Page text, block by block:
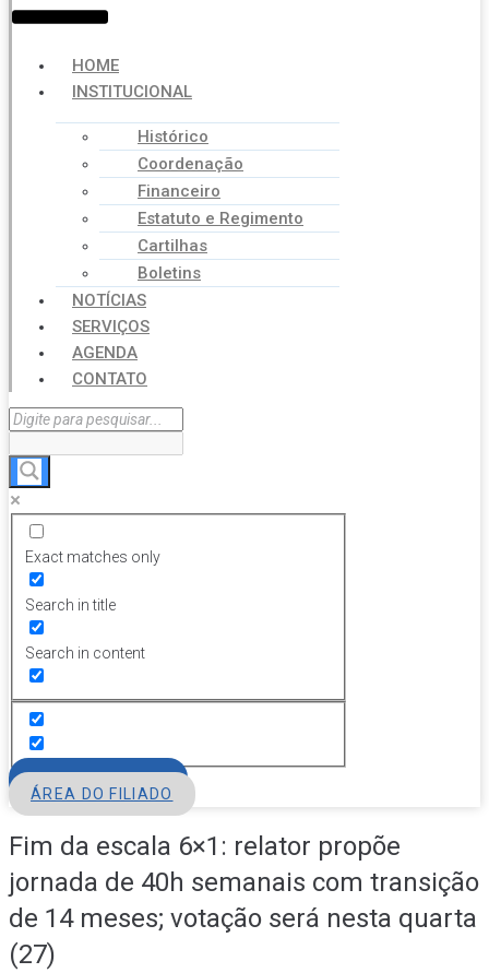
HOME
INSTITUCIONAL
Histórico
Coordenação
Financeiro
Estatuto e Regimento
Cartilhas
Boletins
NOTÍCIAS
SERVIÇOS
AGENDA
CONTATO
Exact matches only
Search in title
Search in content
ÁREA DO FILIADO
Fim da escala 6×1: relator propõe
jornada de 40h semanais com transição
de 14 meses; votação será nesta quarta
(27)